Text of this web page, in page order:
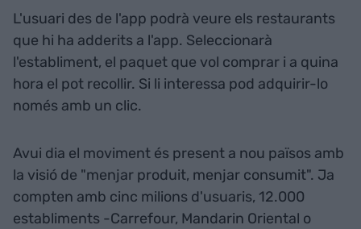
L'usuari des de l'app podrà veure els restaurants
que hi ha adderits a l'app. Seleccionarà
l'establiment, el paquet que vol comprar i a quina
hora el pot recollir. Si li interessa pod adquirir-lo
només amb un clic.
Avui dia el moviment és present a nou països amb
la visió de "menjar produit, menjar consumit". Ja
compten amb cinc milions d'usuaris, 12.000
establiments -Carrefour, Mandarin Oriental o